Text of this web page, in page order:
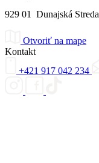
929 01 Dunajská Streda
Otvoriť na mape
Kontakt
+421 917 042 234